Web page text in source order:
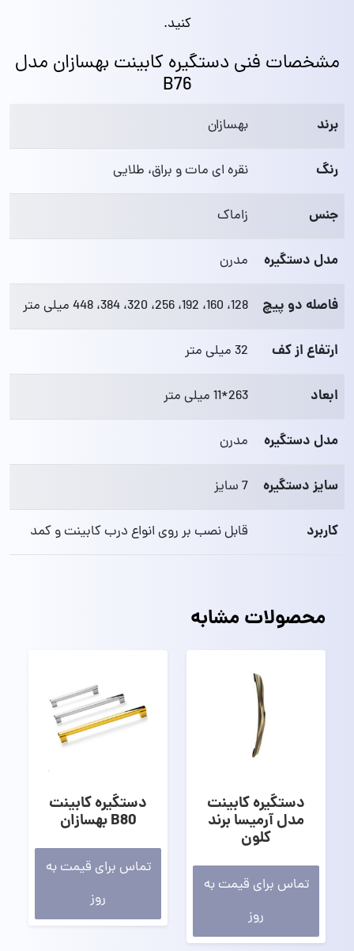
کنید.
مشخصات فنی دستگیره کابینت بهسازان مدل
B76
برند بهسازان
رنگ نقره ای مات و براق، طلایی
جنس زاماک
مدل دستگیره مدرن
فاصله دو پیچ 128، 160، 192، 256، 320، 384، 448 میلی متر
ارتفاع از کف 32 میلی متر
ابعاد 263*11 میلی متر
مدل دستگیره مدرن
سایز دستگیره 7 سایز
کاربرد قابل نصب بر روی انواع درب کابینت و کمد
محصولات مشابه
دستگیره کابینت
مدل آرمیسا برند
کلون
تماس برای قیمت به
روز
دستگیره کابینت
B80 بهسازان
تماس برای قیمت به
روز